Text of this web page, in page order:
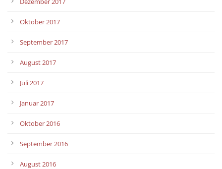
Oktober 2017
September 2017
August 2017
Juli 2017
Januar 2017
Oktober 2016
September 2016
August 2016